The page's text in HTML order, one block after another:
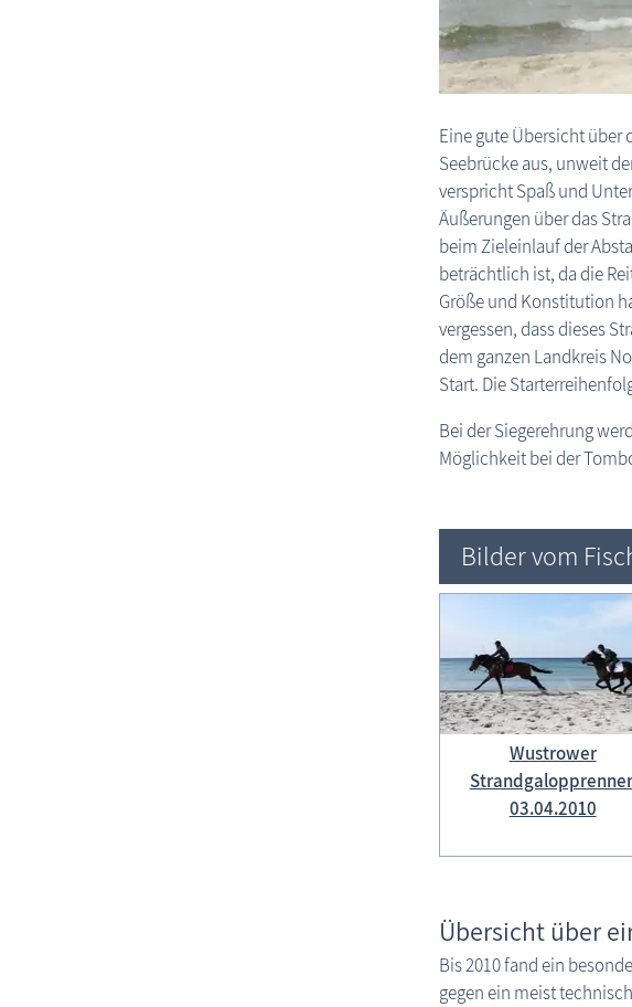
Eine gute Übersicht über
Seebrücke aus, unweit
verspricht Spaß und
Äußerungen über das
beim Zieleinlauf der
beträchtlich ist, da die
Größe und Konstitution
vergessen, dass dieses
dem ganzen Landkreis
Start. Die
Bei der Siegerehrung
Möglichkeit bei der
Bilder vom
Wustrower
03.04.2010
Übersicht über
Bis 2010 fand ein
gegen ein meist